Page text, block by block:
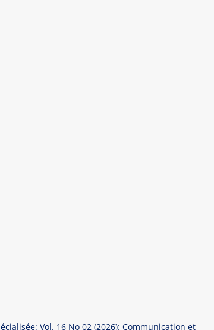
Vol. 16 No 02 (2026): Communication et